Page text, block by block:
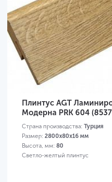
Плинтус AGT
Модерна PRK 604
Страна производства: Турция
Размер: 2800х80х16 мм
Высота, мм: 80
Светло-желтый плинтус